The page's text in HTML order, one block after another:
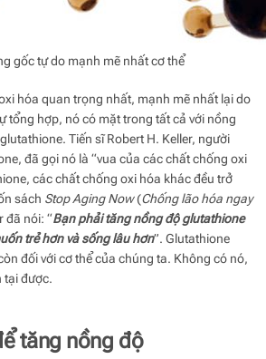
gốc tự do mạnh mẽ nhất cơ thể
hóa quan trọng nhất, mạnh mẽ nhất lại do
tổng hợp, nó có mặt trong tất cả với nồng
Tiến sĩ Robert H. Keller, người
đã gọi nó là “vua của các chất chống oxi
các chất chống oxi hóa khác đều trở
sách Stop Aging Now(Chống lão hóa ngay
đã nói: “Bạn phải tăng nồng độ glutathione
trẻ hơn và sống lâu hơn”. Glutathione
đối với cơ thể của chúng ta. Không có nó,
tại được.
tăng nồng độ